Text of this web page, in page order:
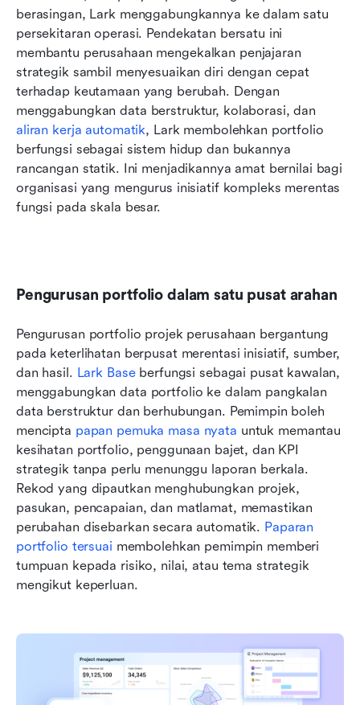
berasingan, Lark menggabungkannya ke dalam satu
persekitaran operasi. Pendekatan bersatu ini
membantu perusahaan mengekalkan penjajaran
strategik sambil menyesuaikan diri dengan cepat
terhadap keutamaan yang berubah. Dengan
aliran kerja automatik, Lark membolehkan portfolio
berfungsi sebagai sistem hidup dan bukannya
rancangan statik. Ini menjadikannya amat bernilai bagi
organisasi yang mengurus inisiatif kompleks merentas
fungsi pada skala besar.
Pengurusan portfolio dalam satu pusat arahan
Pengurusan portfolio projek perusahaan bergantung
pada keterlihatan berpusat merentasi inisiatif, sumber,
dan hasil. Lark Base berfungsi sebagai pusat kawalan,
menggabungkan data portfolio ke dalam pangkalan
data berstruktur dan berhubungan. Pemimpin boleh
mencipta papan pemuka masa nyata untuk memantau
kesihatan portfolio, penggunaan bajet, dan KPI
strategik tanpa perlu menunggu laporan berkala.
Rekod yang dipautkan menghubungkan projek,
pasukan, pencapaian, dan matlamat, memastikan
perubahan disebarkan secara automatik. Paparan
portfolio tersuai membolehkan pemimpin memberi
tumpuan kepada risiko, nilai, atau tema strategik
mengikut keperluan.